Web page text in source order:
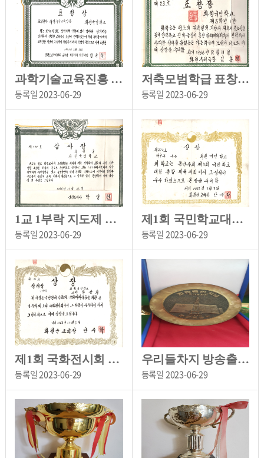
과학기술교육진흥 표창장[화천초등학교 소장]
등록일2023-06-29
저축모범학급 표창장[화천초등학교 소장]
등록일2023-06-29
1교 1부락 지도제 참여 감사장[화천초등학교 소장]
등록일2023-06-29
제1회 국민학교대항 종합체육대회 우승[화천초등학교 소장]
등록일2023-06-29
제1회 국화전시회 장려상[화천초등학교 소장]
등록일2023-06-29
우리들차지 방송출연기념[화천초등학교 소장]
등록일2023-06-29